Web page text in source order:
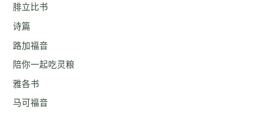
腓立比书
诗篇
路加福音
陪你一起吃灵粮
雅各书
马可福音